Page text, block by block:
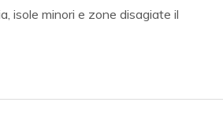
isole minori e zone disagiate il